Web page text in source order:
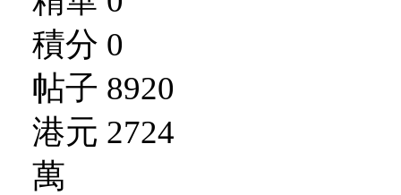
積分 0
帖子 8920
港元 2724
萬